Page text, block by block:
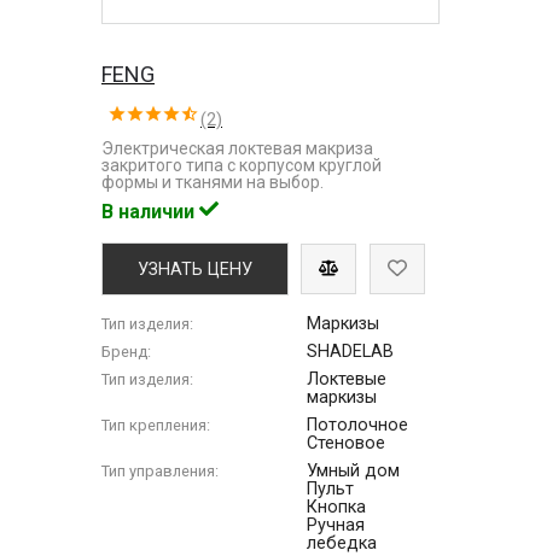
FENG
(2)
Электрическая локтевая макриза
закритого типа с корпусом круглой
формы и тканями на выбор.
В наличии
УЗНАТЬ ЦЕНУ
Тип изделия: Маркизы
Бренд: SHADELAB
Тип изделия:
Локтевые
маркизы
Тип крепления:
Потолочное
Стеновое
Тип управления:
Умный дом
Пульт
Кнопка
Ручная
лебедка